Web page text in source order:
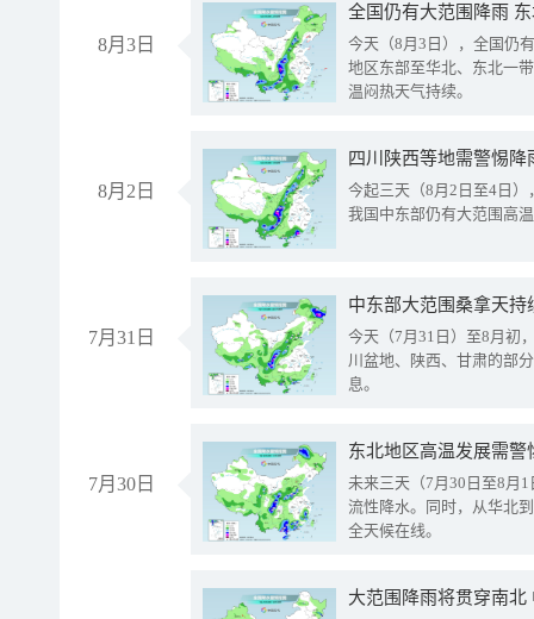
8月3日
全国仍有大范围降雨
今天（8月3日），全国仍
地区东部至华北、东北一
温闷热天气持续。
8月2日
今起三天（8月2日至4日
我国中东部仍有大范围高
7月31日
中东部大范围桑拿天
今天（7月31日）至8月初
川盆地、陕西、甘肃的部
息。
7月30日
东北地区高温发展需
未来三天（7月30日至8月
流性降水。同时，从华北
全天候在线。
大范围降雨将贯穿南